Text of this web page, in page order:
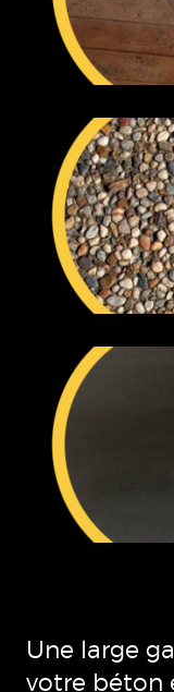
Une large
votre béton